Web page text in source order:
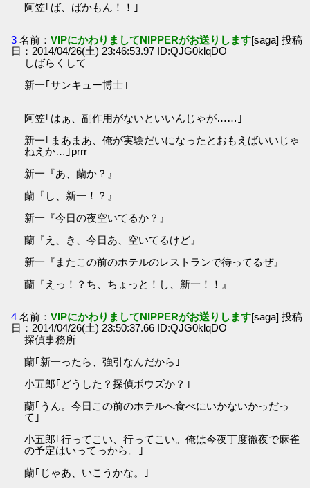
阿笠｢ば、ばかもん！！｣
3 名前：VIPにかわりましてNIPPERがお送りします[saga] 投稿
日：2014/04/26(土) 23:46:53.97 ID:QJG0klqDO
しばらくして
新一｢サンキュー博士｣
阿笠｢はぁ、副作用がないといいんじゃが……｣
新一｢まあまあ、俺が実験だいになったとおもえばいいじゃ
ねえか…｣prrr
新一『あ、蘭か？』
蘭『し、新一！？』
新一『今日の夜空いてるか？』
蘭『え、き、今日あ、空いてるけど』
新一『またこの前のホテルのレストランで待ってるぜ』
蘭『えっ！？ち、ちょっと！し、新一！！』
4 名前：VIPにかわりましてNIPPERがお送りします[saga] 投稿
日：2014/04/26(土) 23:50:37.66 ID:QJG0klqDO
探偵事務所
蘭｢新一ったら、強引なんだから｣
小五郎｢どうした？探偵ボウズか？｣
蘭｢うん。今日この前のホテルへ食べにいかないかっだっ
て｣
小五郎｢行ってこい、行ってこい。俺は今夜丁度徹夜で麻雀
の予定はいってっから。｣
蘭｢じゃあ、いこうかな。｣